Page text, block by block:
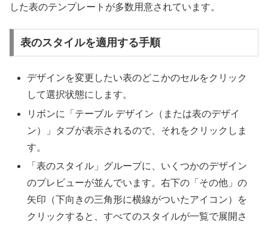
した表のテンプレートが多数用意されています。
表のスタイルを適用する手順
デザインを変更したい表のどこかのセルをクリック
して選択状態にします。
リボンに「テーブル デザイン（または表のデザイ
ン）」タブが表示されるので、それをクリックしま
す。
「表のスタイル」グループに、いくつかのデザイン
のプレビューが並んでいます。右下の「その他」の
矢印（下向きの三角形に横線がついたアイコン）を
クリックすると、すべてのスタイルが一覧で展開さ